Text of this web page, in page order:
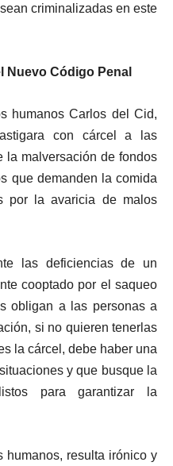
criminalizadas en este
Nuevo Código Penal
humanos Carlos del Cid,
con cárcel a las
la malversación de fondos
que demanden la comida
por la avaricia de malos
las deficiencias de un
cooptado por el saqueo
obligan a las personas a
si no quieren tenerlas
la cárcel, debe haber una
y que busque la
para garantizar la
humanos, resulta irónico y